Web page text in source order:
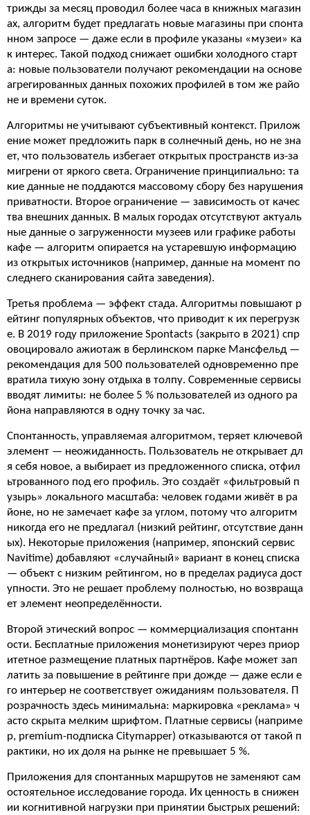
трижды за месяц проводил более часа в книжных магазин
ах, алгоритм будет предлагать новые магазины при спонта
нном запросе — даже если в профиле указаны «музеи» ка
к интерес. Такой подход снижает ошибки холодного старт
а: новые пользователи получают рекомендации на основе
агрегированных данных похожих профилей в том же райо
не и времени суток.
Алгоритмы не учитывают субъективный контекст. Прилож
ение может предложить парк в солнечный день, но не зна
ет, что пользователь избегает открытых пространств из-за
мигрени от яркого света. Ограничение принципиально: та
кие данные не поддаются массовому сбору без нарушения
приватности. Второе ограничение — зависимость от качес
тва внешних данных. В малых городах отсутствуют актуаль
ные данные о загруженности музеев или графике работы
кафе — алгоритм опирается на устаревшую информацию
из открытых источников (например, данные на момент по
следнего сканирования сайта заведения).
Третья проблема — эффект стада. Алгоритмы повышают р
ейтинг популярных объектов, что приводит к их перегрузк
е. В 2019 году приложение Spontacts (закрыто в 2021) спр
овоцировало ажиотаж в берлинском парке Мансфельд —
рекомендация для 500 пользователей одновременно пре
вратила тихую зону отдыха в толпу. Современные сервисы
вводят лимиты: не более 5 % пользователей из одного ра
йона направляются в одну точку за час.
Спонтанность, управляемая алгоритмом, теряет ключевой
элемент — неожиданность. Пользователь не открывает дл
я себя новое, а выбирает из предложенного списка, отфил
ьтрованного под его профиль. Это создаёт «фильтровый п
узырь» локального масштаба: человек годами живёт в ра
йоне, но не замечает кафе за углом, потому что алгоритм
никогда его не предлагал (низкий рейтинг, отсутствие данн
ых). Некоторые приложения (например, японский сервис
Navitime) добавляют «случайный» вариант в конец списка
— объект с низким рейтингом, но в пределах радиуса дост
упности. Это не решает проблему полностью, но возвраща
ет элемент неопределённости.
Второй этический вопрос — коммерциализация спонтанн
ости. Бесплатные приложения монетизируют через приор
итетное размещение платных партнёров. Кафе может зап
латить за повышение в рейтинге при дожде — даже если е
го интерьер не соответствует ожиданиям пользователя. П
розрачность здесь минимальна: маркировка «реклама» ч
асто скрыта мелким шрифтом. Платные сервисы (наприме
р, premium-подписка Citymapper) отказываются от такой п
рактики, но их доля на рынке не превышает 5 %.
Приложения для спонтанных маршрутов не заменяют сам
остоятельное исследование города. Их ценность в снижен
ии когнитивной нагрузки при принятии быстрых решений: